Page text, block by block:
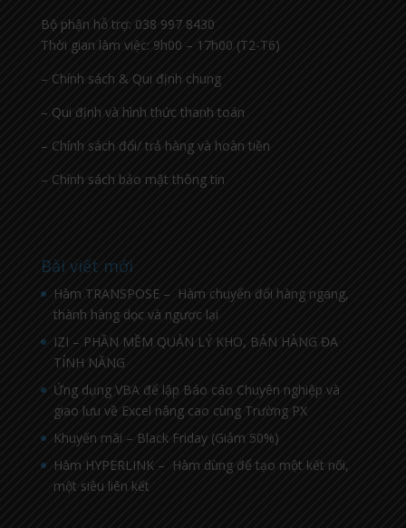
Bộ phận hỗ trợ: 038 997 8430
Thời gian làm việc: 9h00 – 17h00 (T2-T6)
– Chính sách & Qui định chung
– Qui định và hình thức thanh toán
– Chính sách đổi/ trả hàng và hoàn tiền
– Chính sách bảo mật thông tin
Bài viết mới
Hàm TRANSPOSE – Hàm chuyển đổi hàng ngang,
thành hàng dọc và ngược lại
IZI – PHẦN MỀM QUẢN LÝ KHO, BÁN HÀNG ĐA
TÍNH NĂNG
Ứng dụng VBA để lập Báo cáo Chuyên nghiệp và
giao lưu về Excel nâng cao cùng Trường PX
Khuyến mãi – Black Friday (Giảm 50%)
Hàm HYPERLINK – Hàm dùng để tạo một kết nối,
một siêu liên kết